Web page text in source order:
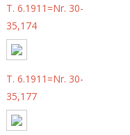
T. 6.1911=Nr. 30-
35,174
T. 6.1911=Nr. 30-
35,177